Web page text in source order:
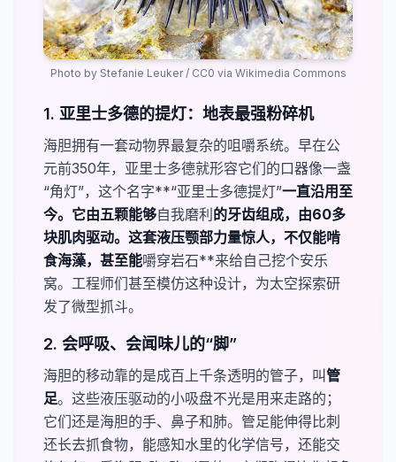
Photo by Stefanie Leuker/ CC0 via Wikimedia Commons
1. 亚里士多德的提灯：地表最强粉碎机
海胆拥有一套动物界最复杂的咀嚼系统。早在公
元前350年，亚里士多德就形容它们的口器像一盏
“角灯”，这个名字​**“亚里士多德提灯”​一直沿用至
今。它由五颗能够​自我磨利 ​的牙齿组成，由60多
块肌肉驱动。这套液压颚部力量惊人，不仅能啃
食海藻，甚至能​嚼穿岩石**​来给自己挖个安乐
窝。工程师们甚至模仿这种设计，为太空探索研
发了微型抓斗。
2. 会呼吸、会闻味儿的“脚”
海胆的移动靠的是成百上千条透明的管子，叫​管
足。这些液压驱动的小吸盘不光是用来走路的；
它们还是海胆的手、鼻子和肺。管足能伸得比刺
还长去抓食物，能感知水里的化学信号，还能交